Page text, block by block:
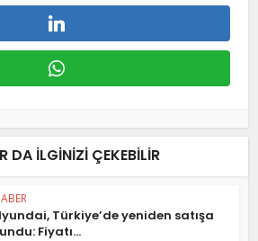
DA ILGINIZI ÇEKEBILIR
Türkiye’de yeniden satışa
Fiyatı...